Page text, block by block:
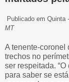
Publicado em Quinta
MT
A tenente-coronel
trechos no
ser respeitada.
para saber se